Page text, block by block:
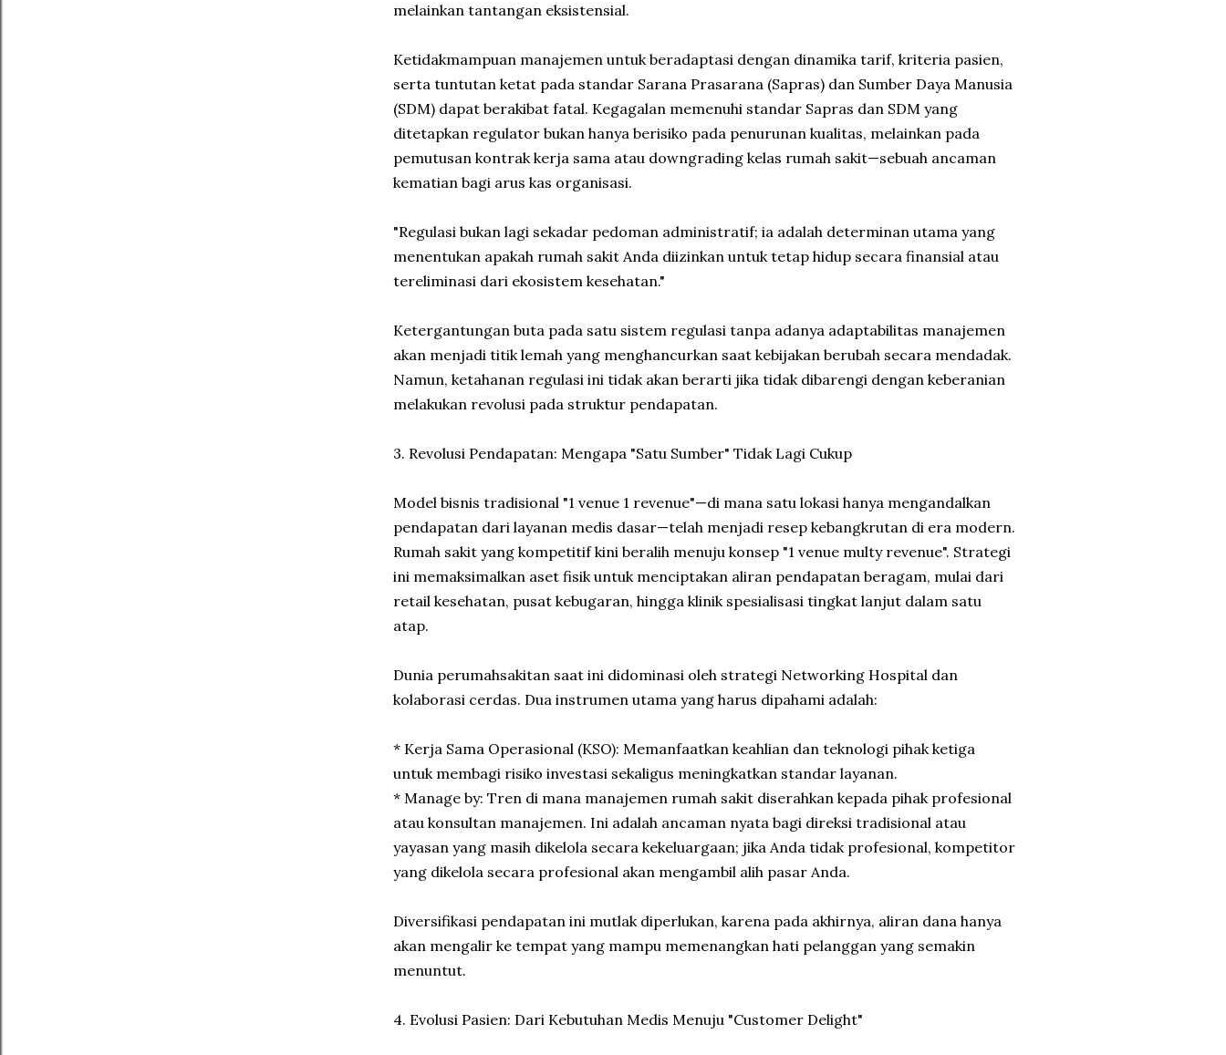
melainkan tantangan eksistensial.
Ketidakmampuan manajemen untuk beradaptasi dengan dinamika tarif, kriteria pasien,
serta tuntutan ketat pada standar Sarana Prasarana (Sapras) dan Sumber Daya Manusia
(SDM) dapat berakibat fatal. Kegagalan memenuhi standar Sapras dan SDM yang
ditetapkan regulator bukan hanya berisiko pada penurunan kualitas, melainkan pada
pemutusan kontrak kerja sama atau downgrading kelas rumah sakit—sebuah ancaman
kematian bagi arus kas organisasi.
"Regulasi bukan lagi sekadar pedoman administratif; ia adalah determinan utama yang
menentukan apakah rumah sakit Anda diizinkan untuk tetap hidup secara finansial atau
tereliminasi dari ekosistem kesehatan."
Ketergantungan buta pada satu sistem regulasi tanpa adanya adaptabilitas manajemen
akan menjadi titik lemah yang menghancurkan saat kebijakan berubah secara mendadak.
Namun, ketahanan regulasi ini tidak akan berarti jika tidak dibarengi dengan keberanian
melakukan revolusi pada struktur pendapatan.
3. Revolusi Pendapatan: Mengapa "Satu Sumber" Tidak Lagi Cukup
Model bisnis tradisional "1 venue 1 revenue"—di mana satu lokasi hanya mengandalkan
pendapatan dari layanan medis dasar—telah menjadi resep kebangkrutan di era modern.
Rumah sakit yang kompetitif kini beralih menuju konsep "1 venue multy revenue". Strategi
ini memaksimalkan aset fisik untuk menciptakan aliran pendapatan beragam, mulai dari
retail kesehatan, pusat kebugaran, hingga klinik spesialisasi tingkat lanjut dalam satu
atap.
Dunia perumahsakitan saat ini didominasi oleh strategi Networking Hospital dan
kolaborasi cerdas. Dua instrumen utama yang harus dipahami adalah:
* Kerja Sama Operasional (KSO): Memanfaatkan keahlian dan teknologi pihak ketiga
untuk membagi risiko investasi sekaligus meningkatkan standar layanan.
* Manage by: Tren di mana manajemen rumah sakit diserahkan kepada pihak profesional
atau konsultan manajemen. Ini adalah ancaman nyata bagi direksi tradisional atau
yayasan yang masih dikelola secara kekeluargaan; jika Anda tidak profesional, kompetitor
yang dikelola secara profesional akan mengambil alih pasar Anda.
Diversifikasi pendapatan ini mutlak diperlukan, karena pada akhirnya, aliran dana hanya
akan mengalir ke tempat yang mampu memenangkan hati pelanggan yang semakin
menuntut.
4. Evolusi Pasien: Dari Kebutuhan Medis Menuju "Customer Delight"